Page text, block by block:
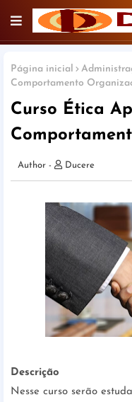
Página inicial
Comportamento
Curso Ética
Ducere
Descrição
Nesse curso serão